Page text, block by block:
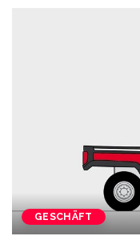
GESCHÄFT